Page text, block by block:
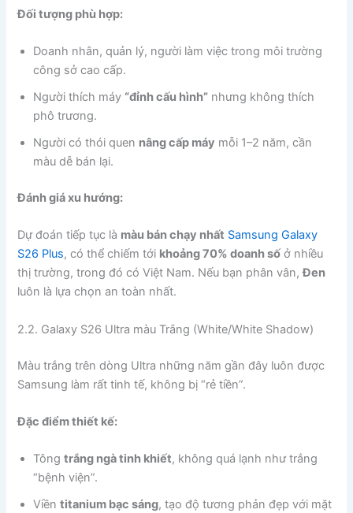
Đối tượng phù hợp:
Doanh nhân, quản lý, người làm việc trong môi trường
công sở cao cấp.
Người thích máy “đỉnh cấu hình” nhưng không thích
phô trương.
Người có thói quen nâng cấp máy mỗi 1–2 năm, cần
màu dễ bán lại.
Đánh giá xu hướng:
Dự đoán tiếp tục là màu bán chạy nhất Samsung Galaxy
S26 Plus, có thể chiếm tới khoảng 70% doanh số ở nhiều
thị trường, trong đó có Việt Nam. Nếu bạn phân vân,Đen
luôn là lựa chọn an toàn nhất.
2.2. Galaxy S26 Ultra màu Trắng (White/White Shadow)
Màu trắng trên dòng Ultra những năm gần đây luôn được
Samsung làm rất tinh tế, không bị “rẻ tiền”.
Đặc điểm thiết kế:
Tôngtrắng ngà tinh khiết, không quá lạnh như trắng
“bệnh viện”.
Viềntitanium bạc sáng, tạo độ tương phản đẹp với mặt